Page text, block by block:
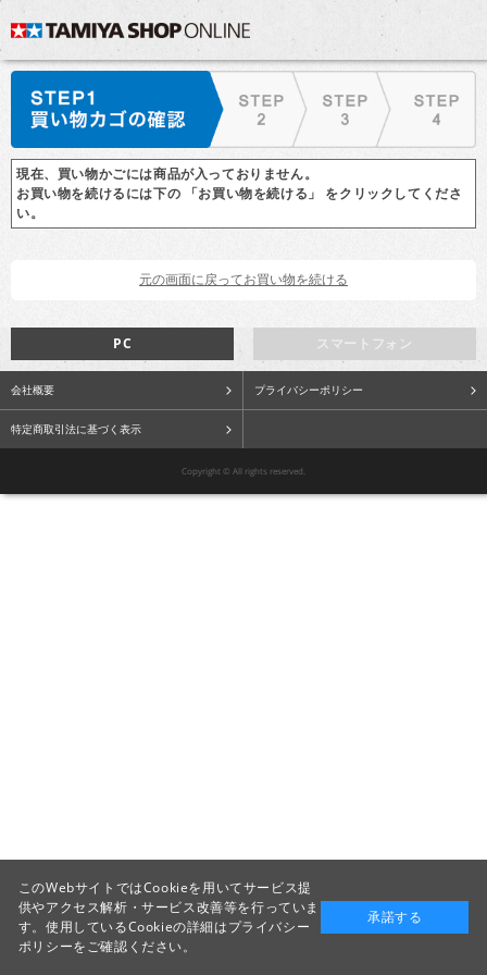
現在、買い物かごには商品が入っておりません。
お買い物を続けるには下の 「お買い物を続ける」 をクリックしてくださ
い。
スマートフォン
PC
会社概要 プライバシーポリシー
特定商取引法に基づく表示
Copyright © All rights reserved.
このWebサイトではCookieを用いてサービス提
供やアクセス解析・サービス改善等を行っていま
す。使用しているCookieの詳細はプライバシー
ポリシーをご確認ください。
承諾する